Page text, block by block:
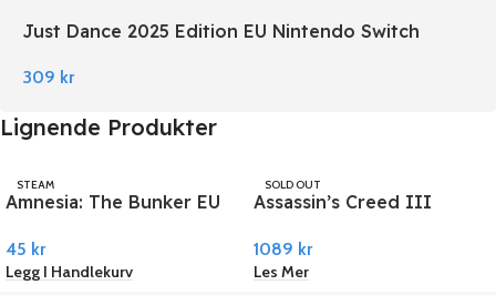
Just Dance 2025 Edition EU Nintendo Switch
309 kr
Lignende Produkter
STEAM
Amnesia: The Bunker EU
45 kr
Legg I Handlekurv
SOLD OUT
UBISOFT
Assassin’s Creed III
Connect
1089 kr
Les Mer